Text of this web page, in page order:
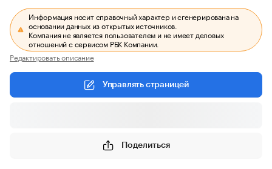
Информация носит справочный характер и сгенерирована на
основании данных из открытых источников.
Компания не является пользователем и не имеет деловых
отношений с сервисом РБК Компании.
Редактировать описание
Управлять страницей
Поделиться